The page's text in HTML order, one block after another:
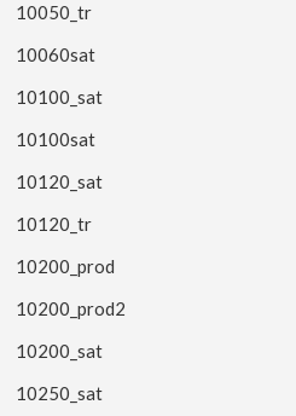
10050_tr
10060sat
10100_sat
10100sat
10120_sat
10120_tr
10200_prod
10200_prod2
10200_sat
10250_sat